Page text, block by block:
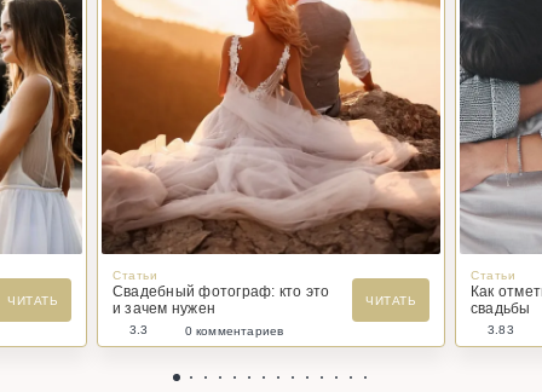
ЧИТАТЬ
Статьи
Свадебный фотограф: кто это
и зачем нужен
ЧИТАТЬ
3.3 0 комментариев
Статьи
Как
свадьбы
3.83